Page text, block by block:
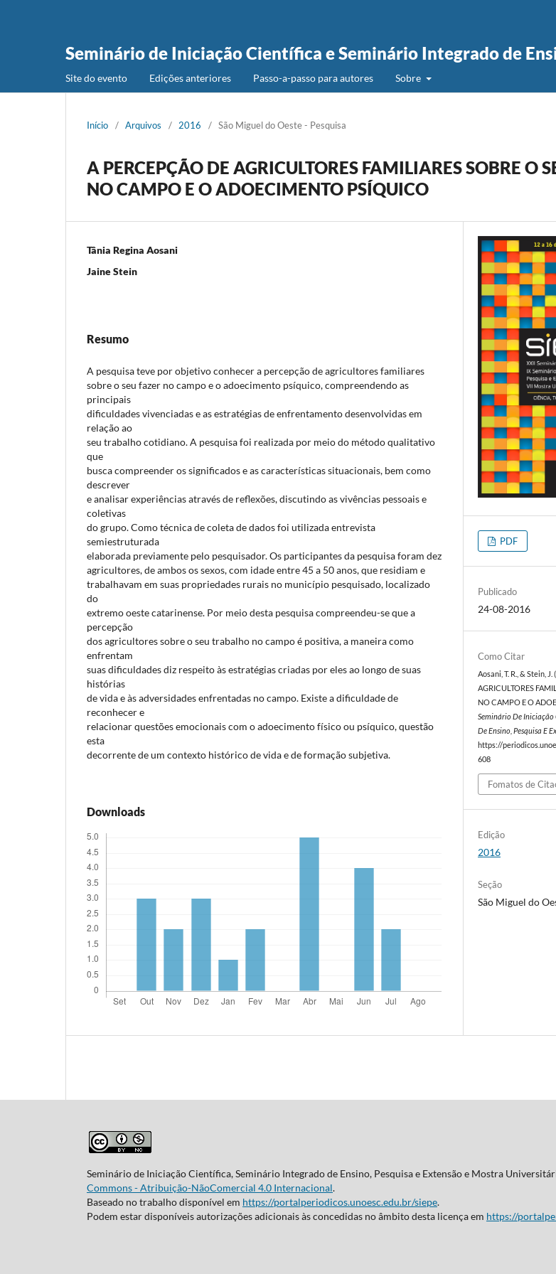
Seminário de Iniciação Científica e Seminário Integrado de
Site do evento Edições anteriores Passo-a-passo para autores Sobre
Início / Arquivos / 2016 / São Miguel do Oeste - Pesquisa
A PERCEPÇÃO DE AGRICULTORES FAMILIARES SOBRE O
NO CAMPO E O ADOECIMENTO PSÍQUICO
Tânia Regina Aosani
Jaine Stein
Resumo
A pesquisa teve por objetivo conhecer a percepção de agricultores familiares
sobre o seu fazer no campo e o adoecimento psíquico, compreendendo as
principais
dificuldades vivenciadas e as estratégias de enfrentamento desenvolvidas em
relação ao
seu trabalho cotidiano. A pesquisa foi realizada por meio do método qualitativo
que
busca compreender os significados e as características situacionais, bem como
descrever
e analisar experiências através de reflexões, discutindo as vivências pessoais e
coletivas
do grupo. Como técnica de coleta de dados foi utilizada entrevista
semiestruturada
elaborada previamente pelo pesquisador. Os participantes da pesquisa foram dez
agricultores, de ambos os sexos, com idade entre 45 a 50 anos, que residiam e
trabalhavam em suas propriedades rurais no município pesquisado, localizado
do
extremo oeste catarinense. Por meio desta pesquisa compreendeu-se que a
percepção
dos agricultores sobre o seu trabalho no campo é positiva, a maneira como
enfrentam
suas dificuldades diz respeito às estratégias criadas por eles ao longo de suas
histórias
de vida e às adversidades enfrentadas no campo. Existe a dificuldade de
reconhecer e
relacionar questões emocionais com o adoecimento físico ou psíquico, questão
esta
decorrente de um contexto histórico de vida e de formação subjetiva.
Downloads
PDF
Publicado
24-08-2016
Como Citar
Aosani, T. R., & Stein,
AGRICULTORES
NO CAMPO E O
Seminário De
De Ensino, Pesquisa E
https://
608
Fomatos de
Edição
2016
Seção
São Miguel do
Seminário de Iniciação Científica, Seminário Integrado de Ensino, Pesquisa e Extensão e Mostra
Commons - Atribuição-NãoComercial 4.0 Internacional.
Baseado no trabalho disponível em https://portalperiodicos.unoesc.edu.br/siepe.
Podem estar disponíveis autorizações adicionais às concedidas no âmbito desta licença em https://